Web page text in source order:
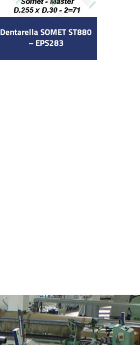
Dentarella SOMET ST880
– EPS283